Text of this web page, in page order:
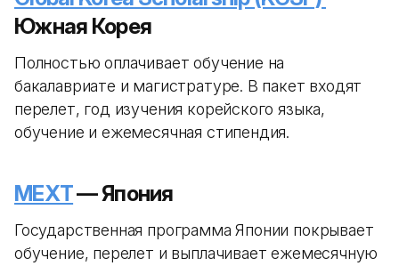
Южная Корея
Полностью оплачивает обучение на
бакалавриате и магистратуре. В пакет входят
перелет, год изучения корейского языка,
обучение и ежемесячная стипендия.
MEXT— Япония
Государственная программа Японии покрывает
обучение, перелет и выплачивает ежемесячную